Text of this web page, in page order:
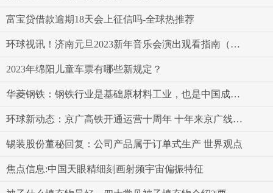
富宝贷借款逾期18天会上征信吗-全球热推荐
环球视讯！济南元旦2023新年音乐会演出观看指南（票价+节目单）
2023年绵阳儿童车票有哪些新规定？
华菱钢铁：钢铁行业是基础原材料工业，也是中国成为制造强国的重要组成部分-世界要闻
环球新动态：京广高铁开通运营十周年 十年来京广线安全运送旅客16.9亿人次
锡装股份董秘回复：公司产品属于订单式生产 世界观点
焦点信息:中国天眼精细刻画射频宇宙偏振特征